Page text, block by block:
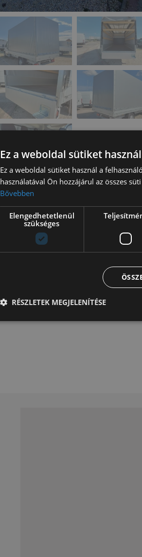
Ez a weboldal sütiket használ
Ez a weboldal sütiket használ a
használatával Ön hozzájárul az összes
Bővebben
Elengedhetetlenül
szükséges
RÉSZLETEK MEGJELENÍTÉSE